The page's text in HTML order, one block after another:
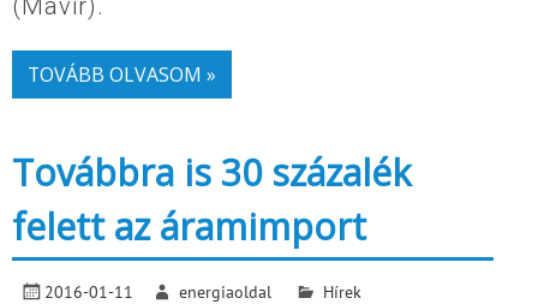
TOVÁBB OLVASOM »
Továbbra is 30 százalék
felett az áramimport
2016-01-11 energiaoldal Hírek